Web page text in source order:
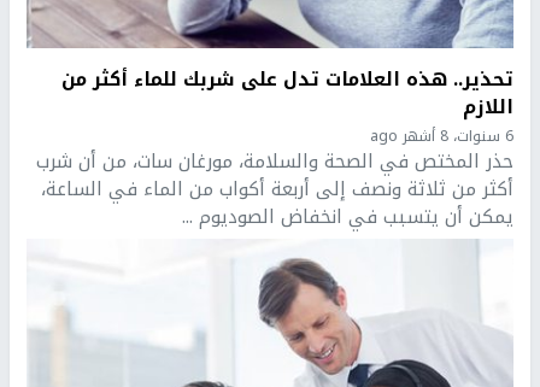
تحذير.. هذه العلامات تدل على شربك للماء أكثر من
اللازم
6 سنوات، 8 أشهر ago
حذر المختص في الصحة والسلامة، مورغان سات، من أن شرب
أكثر من ثلاثة ونصف إلى أربعة أكواب من الماء في الساعة،
يمكن أن يتسبب في انخفاض الصوديوم ...